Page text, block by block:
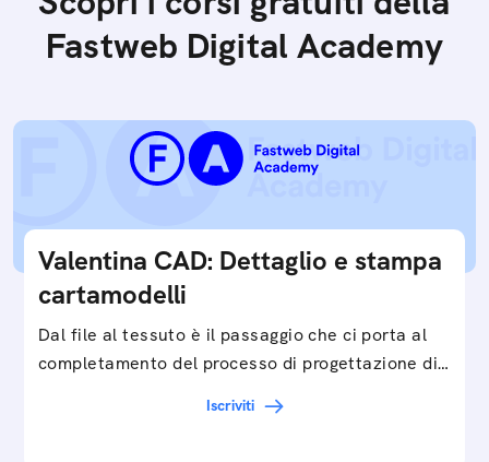
Fastweb Digital Academy
Valentina CAD: Dettaglio e stampa
cartamodelli
Dal file al tessuto è il passaggio che ci porta al
completamento del processo di progettazione di
Iscriviti